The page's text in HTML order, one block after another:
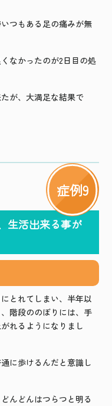
つもある足の痛みが無
なかったのが2日目の処
が、大満足な結果で
症例9
生活出来る事が
とれてしまい、半年以
階段ののぼりには、手
れるようになりまし
に歩けるんだと意識し
んどんはつらつと明る